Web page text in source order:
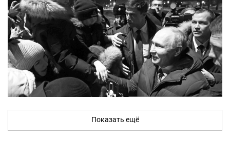
Показать ещё